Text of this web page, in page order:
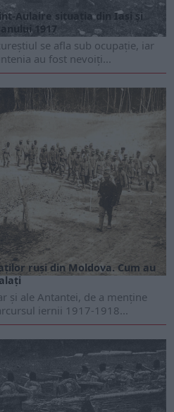
Aulaire situația din Iași și
1917
se afla sub ocupație, iar
au fost nevoiți...
ruși din Moldova. Cum au
și ale Antantei, de a menține
iernii 1917-1918...